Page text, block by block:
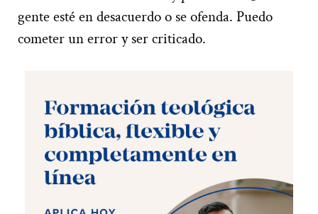
gente esté en desacuerdo o se ofenda. Puedo
cometer un error y ser criticado.